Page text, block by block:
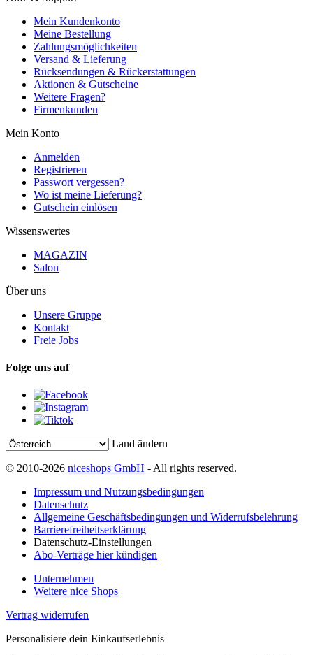
Mein Kundenkonto
Meine Bestellung
Zahlungsmöglichkeiten
Versand & Lieferung
Rücksendungen & Rückerstattungen
Aktionen & Gutscheine
Weitere Fragen?
Firmenkunden
Mein Konto
Anmelden
Registrieren
Passwort vergessen?
Wo ist meine Lieferung?
Gutschein einlösen
Wissenswertes
MAGAZIN
Salon
Über uns
Unsere Gruppe
Kontakt
Freie Jobs
Folge uns auf
Land ändern
© 2010-2026 niceshops GmbH - All rights reserved.
Impressum und Nutzungsbedingungen
Datenschutz
Allgemeine Geschäftsbedingungen und Widerrufsbelehrung
Barrierefreiheitserklärung
Datenschutz-Einstellungen
Abo-Verträge hier kündigen
Unternehmen
Weitere nice Shops
Vertrag widerrufen
Personalisiere dein Einkaufserlebnis